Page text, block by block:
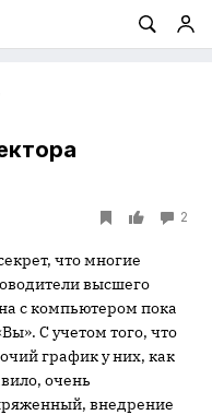
2
что многие
высшего
с компьютером пока
С учетом того, что
график у них, как
очень
внедрение